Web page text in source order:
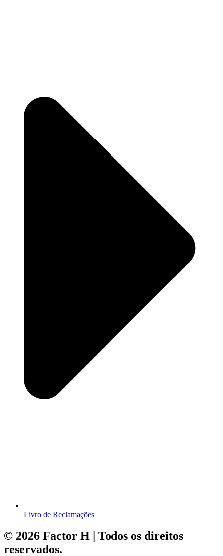
Livro de Reclamações
© 2026 Factor H | Todos os direitos
reservados.